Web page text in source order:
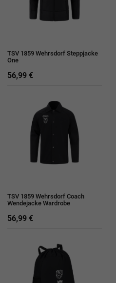
TSV 1859 Wehrsdorf Steppjacke
One
56,99 €
TSV 1859 Wehrsdorf Coach
Wendejacke Wardrobe
56,99 €